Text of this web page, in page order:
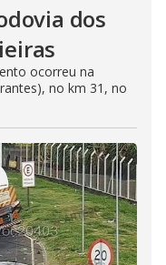
dos
ocorreu na
no km 31, no